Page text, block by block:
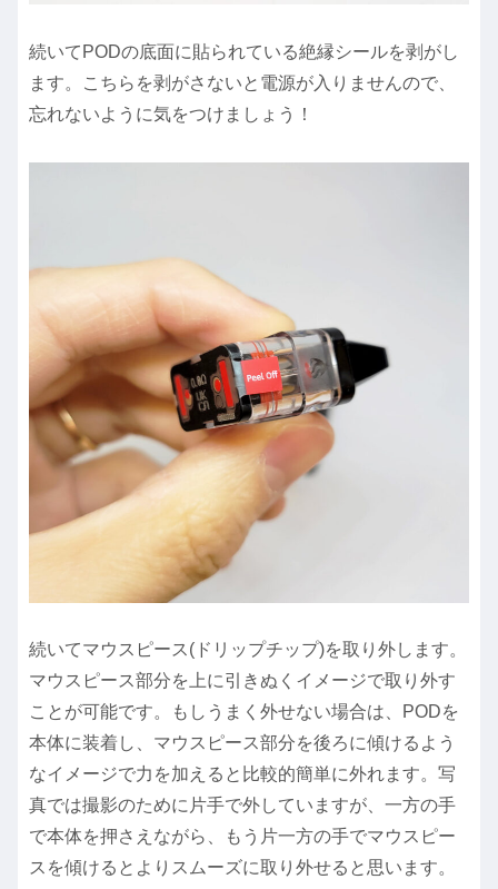
続いてPODの底面に貼られている絶縁シールを剥がし
ます。こちらを剥がさないと電源が入りませんので、
忘れないように気をつけましょう！
続いてマウスピース(ドリップチップ)を取り外します。
マウスピース部分を上に引きぬくイメージで取り外す
ことが可能です。もしうまく外せない場合は、PODを
本体に装着し、マウスピース部分を後ろに傾けるよう
なイメージで力を加えると比較的簡単に外れます。写
真では撮影のために片手で外していますが、一方の手
で本体を押さえながら、もう片一方の手でマウスピー
スを傾けるとよりスムーズに取り外せると思います。